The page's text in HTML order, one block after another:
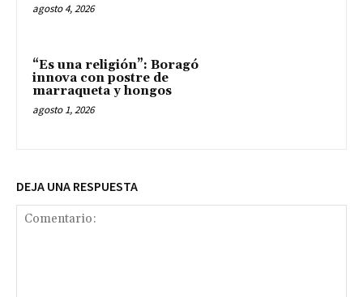
agosto 4, 2026
“Es una religión”: Boragó
innova con postre de
marraqueta y hongos
agosto 1, 2026
DEJA UNA RESPUESTA